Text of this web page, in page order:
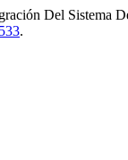
Del Sistema
.